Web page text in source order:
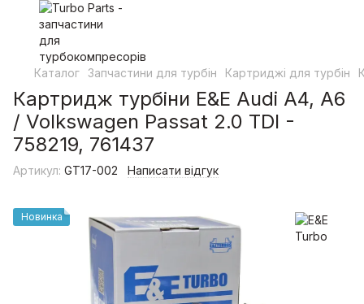
Каталог Запчастини для турбін Картриджі для турбін
Картридж турбіни E&E Audi A4, A6
/ Volkswagen Passat 2.0 TDI -
758219, 761437
Артикул: GT17-002 Написати відгук
Новинка